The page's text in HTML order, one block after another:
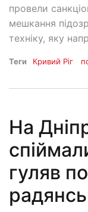
провели
мешкання
техніку, яку
Теги Кривий Ріг
На
гуляв